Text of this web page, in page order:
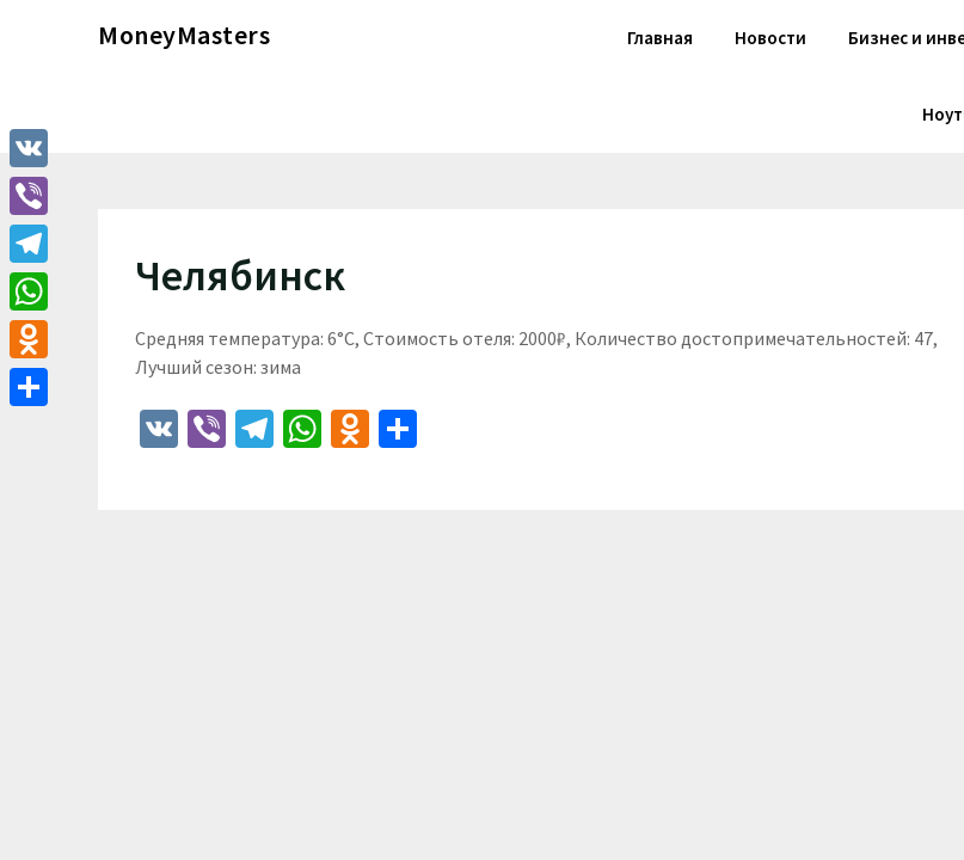
MoneyMasters Главная Новости Бизнес и
Челябинск
Средняя температура: 6°C, Стоимость отеля: 2000₽, Количество достопримечательностей: 47,
Лучший сезон: зима
VK ViberTelegram
WhatsApp
Odnoklassniki
VK
Viber
Telegram
WhatsApp
Odnoklassniki